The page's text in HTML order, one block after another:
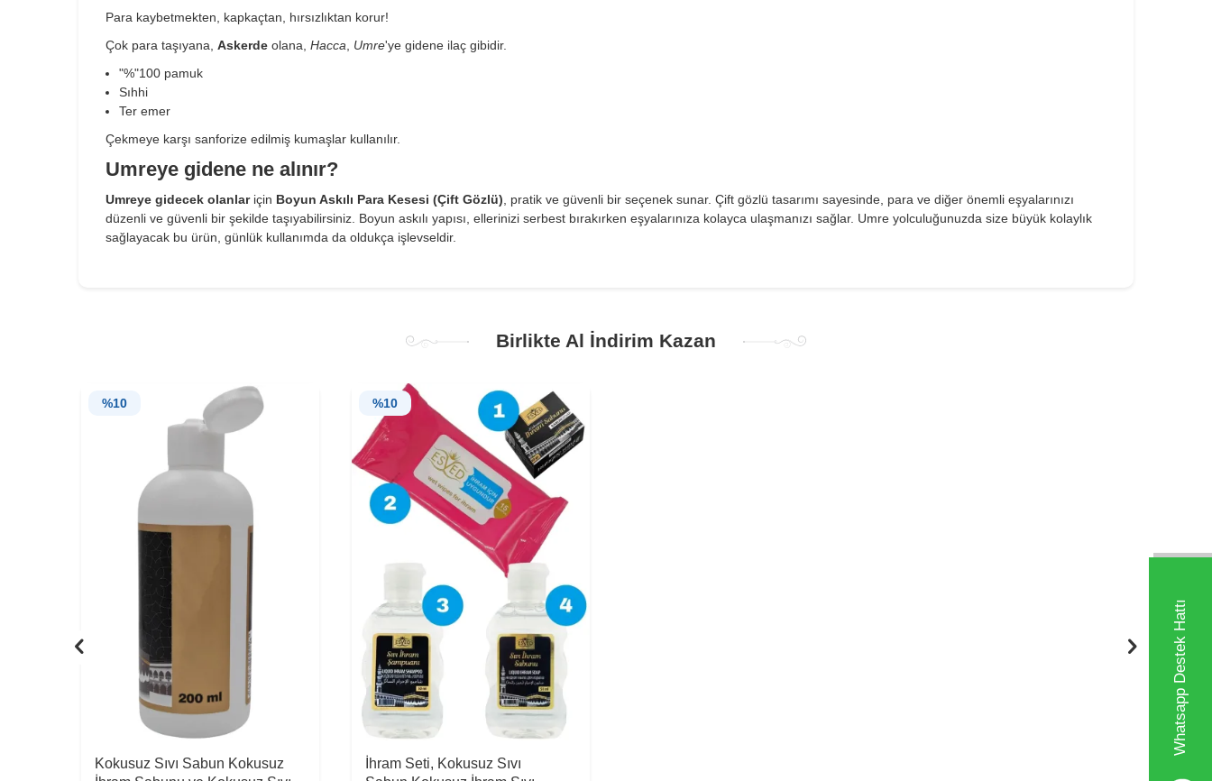
Whatsapp Destek Hattı
Para kaybetmekten, kapkaçtan, hırsızlıktan korur!
Çok para taşıyana, Askerde olana, Hacca Umre'ye gidene ilaç gibidir.
"%"100 pamuk
Sıhhi
Ter emer
Çekmeye karşı sanforize edilmiş kumaşlar kullanılır.
Umreye gidene ne alınır?
Umreye gidecek olanlariçin Boyun Askılı Para Kesesi (Çift Gözlü) , pratik ve güvenli bir seçenek sunar. Çift gözlü tasarımı sayesinde, para ve diğer önemli eşyalarınızı
düzenli ve güvenli bir şekilde taşıyabilirsiniz. Boyun askılı yapısı, ellerinizi serbest bırakırken eşyalarınıza kolayca ulaşmanızı sağlar. Umre yolculuğunuzda size büyük kolaylık
sağlayacak bu ürün, günlük kullanımda da oldukça işlevseldir.
Birlikte Al İndirim Kazan
%10
Kokusuz Sıvı Sabun Kokusuz
%10
İhram Seti, Kokusuz Sıvı